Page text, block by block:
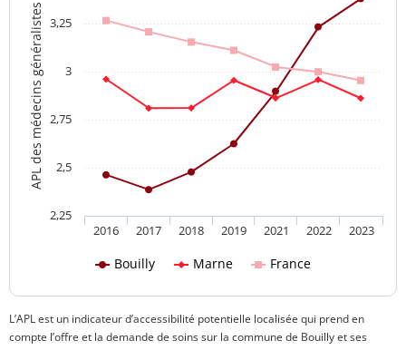
APL des médecins généralistes
Bouilly Marne France
2016 2017 2018 2019 2021 2022 2023
2,25
2,5
2,75
3
3,25
L’APL est un indicateur d’accessibilité potentielle localisée qui prend en
compte l’offre et la demande de soins sur la commune de Bouilly et ses